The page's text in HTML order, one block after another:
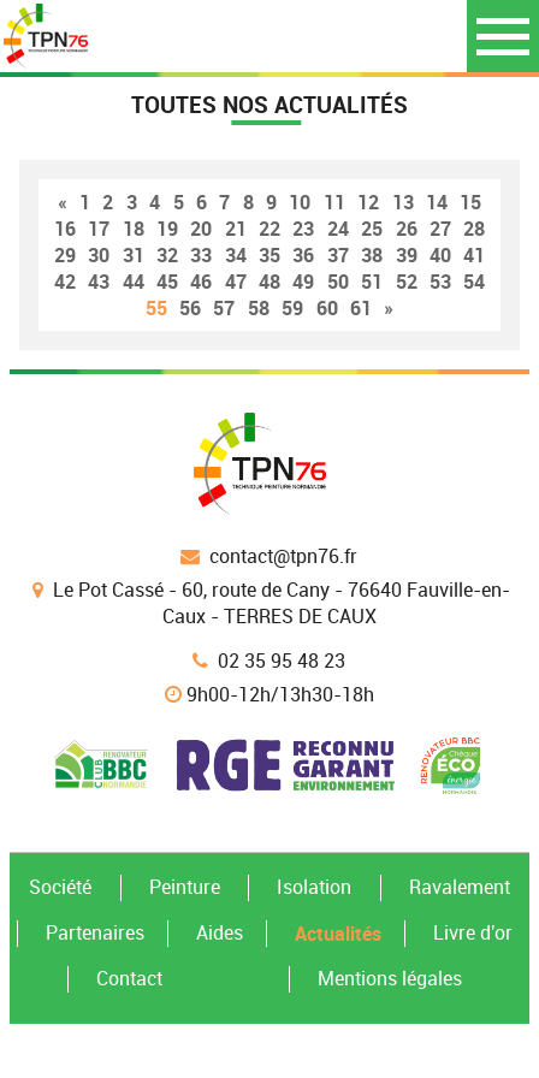
TOUTES NOS ACTUALITÉS
« 1 2 3 4 5 6 7 8 9 10 11 12 13 14 15
16 17 18 19 20 21 22 23 24 25 26 27 28
29 30 31 32 33 34 35 36 37 38 39 40 41
42 43 44 45 46 47 48 49 50 51 52 53 54
55 56 57 58 59 60 61 »
contact@tpn76.fr
Le Pot Cassé - 60, route de Cany - 76640 Fauville-en-
Caux - TERRES DE CAUX
02 35 95 48 23
9h00-12h/13h30-18h
Société Peinture Isolation
Ravalement
Partenaires
Aides Actualités
Livre d'or
Contact
Mentions légales